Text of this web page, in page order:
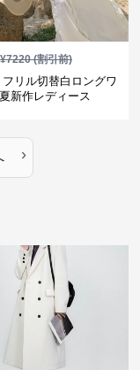
¥7220(割引前)
リル切替白ロングワ
新作レディース
›